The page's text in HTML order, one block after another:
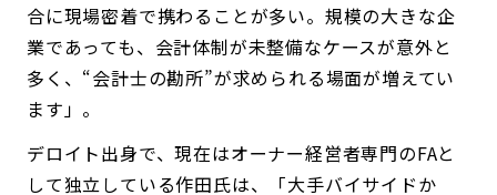
合に現場密着で携わることが多い。規模の大きな企
業であっても、会計体制が未整備なケースが意外と
多く、“会計士の勘所”が求められる場面が増えてい
ます」。
デロイト出身で、現在はオーナー経営者専門のFAと
して独立している作田氏は、「大手バイサイドか